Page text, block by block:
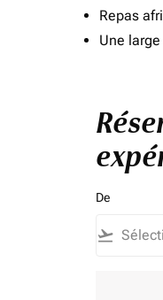
Repas
Une
De
flight_takeoff